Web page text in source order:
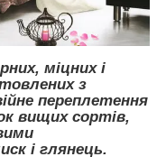
міцних і
з
переплетення
вищих сортів,
і глянець.